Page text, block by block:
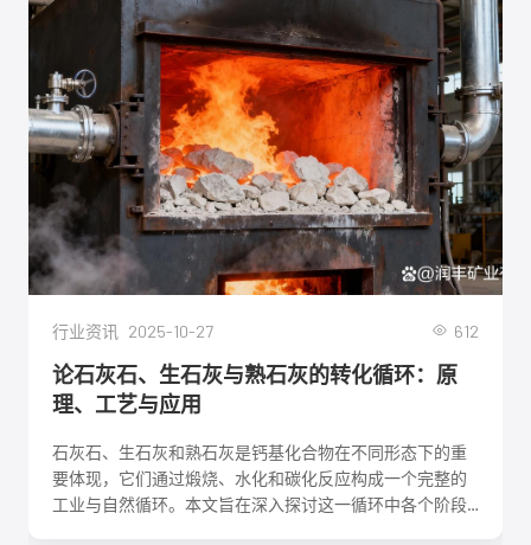
行业资讯 2025-10-27 612
论石灰石、生石灰与熟石灰的转化循环：原
理、工艺与应用
石灰石、生石灰和熟石灰是钙基化合物在不同形态下的重
要体现，它们通过煅烧、水化和碳化反应构成一个完整的
工业与自然循环。本文旨在深入探讨这一循环中各个阶段